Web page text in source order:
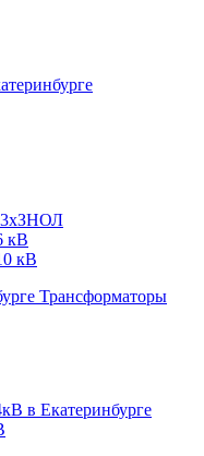
кВ
кВ
Трансформаторы